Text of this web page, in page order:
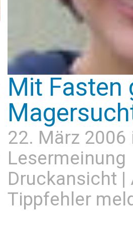
Mit Fasten
22. März
Lesermeinung
Druckansicht |
Tippfehler